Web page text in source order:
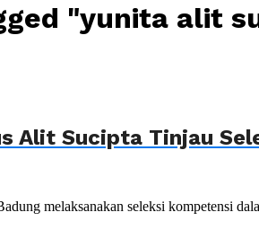
"yunita alit
Alit Sucipta Tinjau
melaksanakan seleksi kompetensi